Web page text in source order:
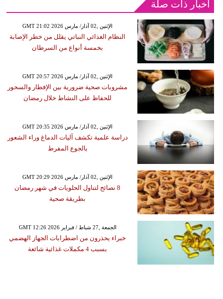
أخبار ذات صلة
GMT 21:02 2026 الإثنين ,02 آذار/ مارس
النظام الغذائي النباتي يقلل من خطر الإصابة
بخمسة أنواع من السرطان
GMT 20:57 2026 الإثنين ,02 آذار/ مارس
مشروبات صحية ضرورية بين الإفطار والسحور
للحفاظ على النشاط خلال رمضان
GMT 20:35 2026 الإثنين ,02 آذار/ مارس
دراسة علمية تكشف آليات الدماغ وراء الشعور
بالجوع المفرط
GMT 20:29 2026 الإثنين ,02 آذار/ مارس
8 نصائح لتناول الحلويات في شهر رمضان
بطريقة صحية
GMT 12:26 2026 الجمعة ,27 شباط / فبراير
خبراء يحذرون من اضطرابات الجهاز الهضمي
بسبب 4 مكملات غذائية شائعة